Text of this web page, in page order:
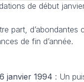
de début
part,
de fin d’année.
janvier 1994 : Un